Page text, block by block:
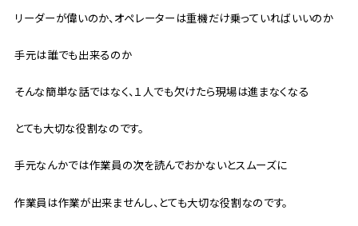
リーダーが偉いのか、オペレーターは重機だけ乗っていればいいのか
手元は誰でも出来るのか
そんな簡単な話ではなく、１人でも欠けたら現場は進まなくなる
とても大切な役割なのです。
手元なんかでは作業員の次を読んでおかないとスムーズに
作業員は作業が出来ませんし、とても大切な役割なのです。